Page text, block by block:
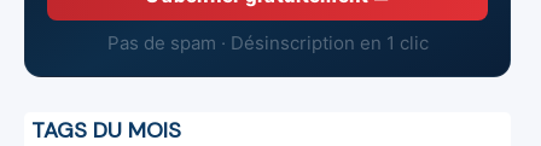
Pas de spam · Désinscription en 1 clic
TAGS DU MOIS